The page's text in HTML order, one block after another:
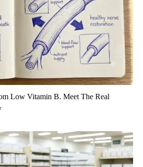
Low Vitamin B. Meet The Real